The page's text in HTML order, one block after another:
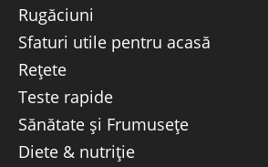
Rugăciuni
Sfaturi utile pentru acasă
Rețete
Teste rapide
Sănătate și Frumusețe
Diete & nutriție